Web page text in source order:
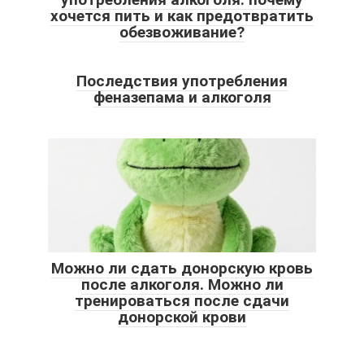
хочется пить и как предотвратить
обезвоживание?
Последствия употребления
феназепама и алкоголя
Можно ли сдать донорскую кровь
после алкоголя. Можно ли
тренироваться после сдачи
донорской крови